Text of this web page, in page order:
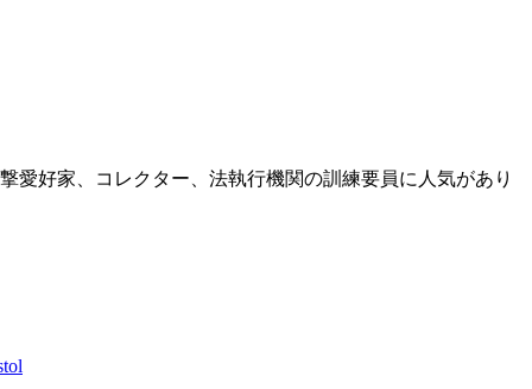
愛好家、コレクター、法執行機関の訓練要員に人気があり